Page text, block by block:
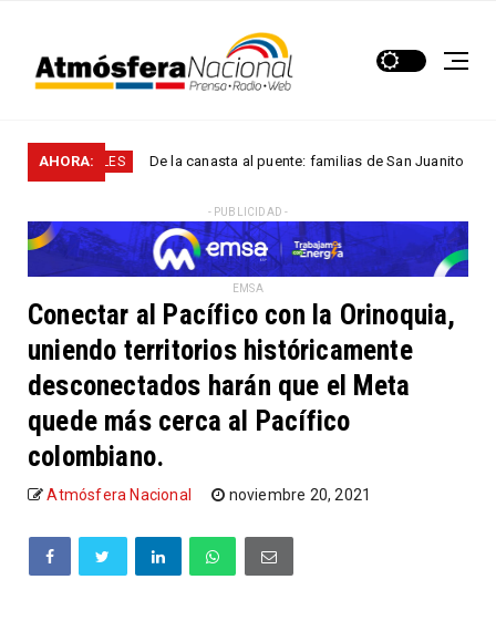
AHORA: De la canasta al puente: familias de San Juanito y El
- PUBLICIDAD -
EMSA
Conectar al Pacífico con la Orinoquia,
uniendo territorios históricamente
desconectados harán que el Meta
quede más cerca al Pacífico
colombiano.
Atmósfera Nacional noviembre 20, 2021